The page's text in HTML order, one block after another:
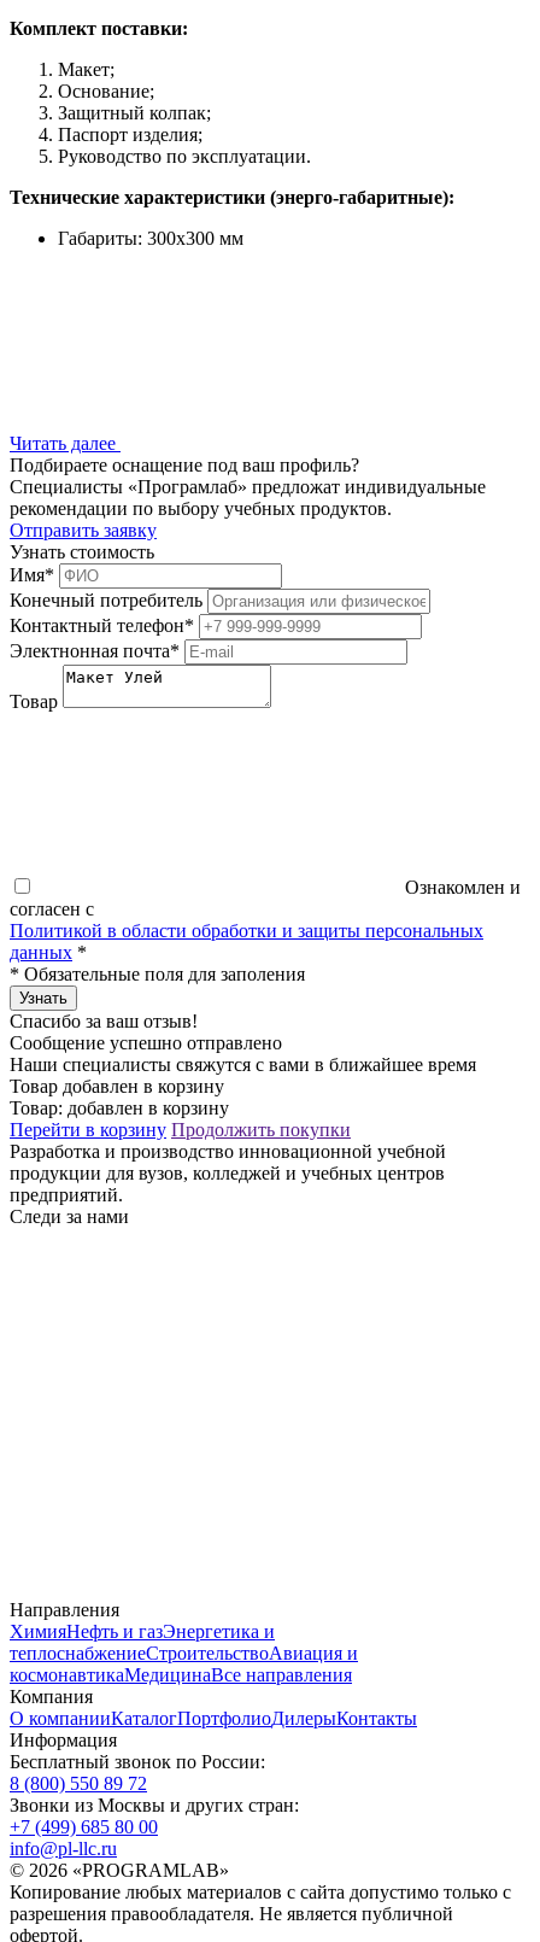
Комплект поставки:
Макет;
Основание;
Защитный колпак;
Паспорт изделия;
Руководство по эксплуатации.
Технические характеристики (энерго-габаритные):
Габариты: 300х300 мм
Читать далее
Подбираете оснащение под ваш профиль?
Специалисты «Програмлаб» предложат индивидуальные
рекомендации по выбору учебных продуктов.
Отправить заявку
Узнать стоимость
Имя*
Конечный потребитель
Контактный телефон*
Электнонная почта*
Товар
Ознакомлен и
согласен с
Политикой в области обработки и защиты персональных
данных *
* Обязательные поля для заполения
Узнать
Спасибо за ваш отзыв!
Сообщение успешно отправлено
Наши специалисты свяжутся с вами в ближайшее время
Товар добавлен в корзину
Товар: добавлен в корзину
Перейти в корзину Продолжить покупки
Разработка и производство инновационной учебной
продукции для вузов, колледжей и учебных центров
предприятий.
Следи за нами
Направления
ХимияНефть и газЭнергетика и
теплоснабжениеСтроительствоАвиация и
космонавтикаМедицинаВсе направления
Компания
О компанииКаталогПортфолиоДилерыКонтакты
Информация
Бесплатный звонок по России:
8 (800) 550 89 72
Звонки из Москвы и других стран:
+7 (499) 685 80 00
info@pl-llc.ru
© 2026 «PROGRAMLAB»
Копирование любых материалов с сайта допустимо только с
разрешения правообладателя. Не является публичной
офертой.